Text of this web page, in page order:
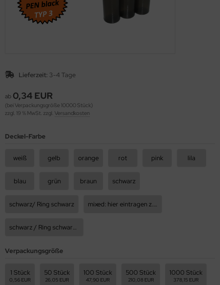
Lieferzeit: 3-4 Tage
ab 0,34 EUR
(bei Verpackungsgröße 10000 Stück)
zzgl. 19 % MwSt. zzgl. Versandkosten
Deckel-Farbe
weiß gelb orange rot pink lila
blau grün braun schwarz
schwarz/ Ring schwarz mixed: hier eintragen z.B 50rot, 50blau, usw.
schwarz / Ring schwarz Tropfer vormontiert
Verpackungsgröße
1 Stück
0,56 EUR
50 Stück
26,05 EUR
100 Stück
47,90 EUR
500 Stück
210,08 EUR
1000 Stück
378,15 EUR